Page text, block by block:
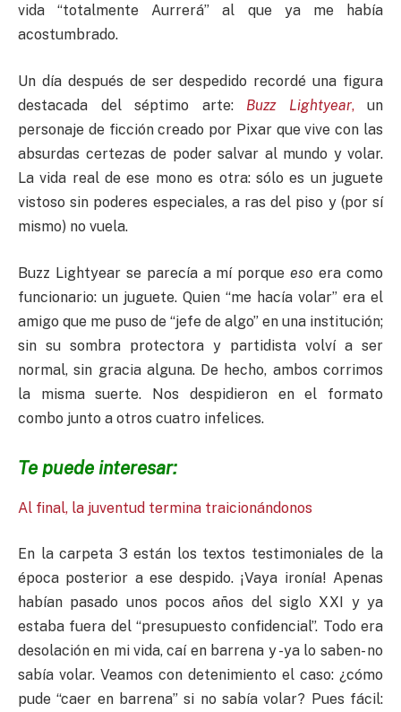
vida “totalmente Aurrerá” al que ya me había
acostumbrado.
Un día después de ser despedido recordé una figura
destacada del séptimo arte: Buzz Lightyear,un
personaje de ficción creado por Pixar que vive con las
absurdas certezas de poder salvar al mundo y volar.
La vida real de ese mono es otra: sólo es un juguete
vistoso sin poderes especiales, a ras del piso y (por sí
mismo) no vuela.
Buzz Lightyear se parecía a mí porqueeso era como
funcionario: un juguete. Quien “me hacía volar” era el
amigo que me puso de “jefe de algo” en una institución;
sin su sombra protectora y partidista volví a ser
normal, sin gracia alguna. De hecho, ambos corrimos
la misma suerte. Nos despidieron en el formato
combo junto a otros cuatro infelices.
Te puede interesar:
Al final, la juventud termina traicionándonos
En la carpeta 3 están los textos testimoniales de la
época posterior a ese despido. ¡Vaya ironía! Apenas
habían pasado unos pocos años del siglo XXI y ya
estaba fuera del “presupuesto confidencial”. Todo era
desolación en mi vida, caí en barrena y -ya lo saben- no
sabía volar. Veamos con detenimiento el caso: ¿cómo
pude “caer en barrena” si no sabía volar? Pues fácil: